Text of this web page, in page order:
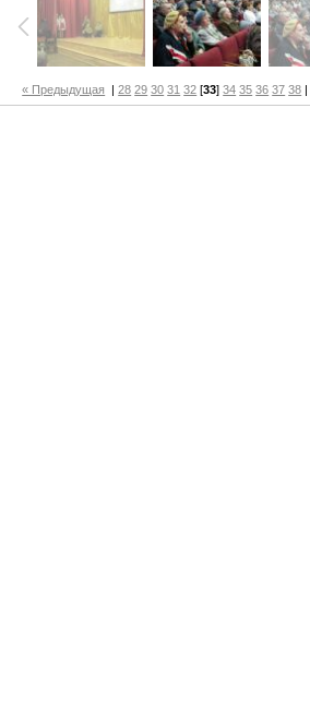
« Предыдущая |28 29 30 31 32 [33]34 35 36 37 38